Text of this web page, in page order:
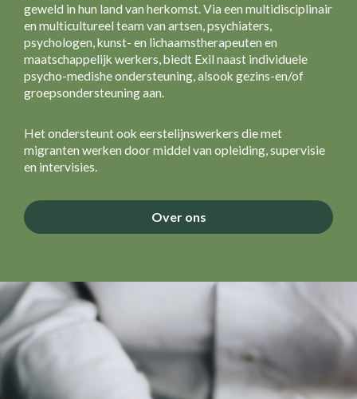
geweld in hun land van herkomst. Via een multidisciplinair
en multicultureel team van artsen, psychiaters,
psychologen, kunst- en lichaamstherapeuten en
maatschappelijk werkers, biedt Exil naast individuele
psycho-medishe ondersteuning, alsook gezins-en/of
groepsondersteuning aan.
Het ondersteunt ook eerstelijnswerkers die met
migranten werken door middel van opleiding, supervisie
en intervisies.
Over ons